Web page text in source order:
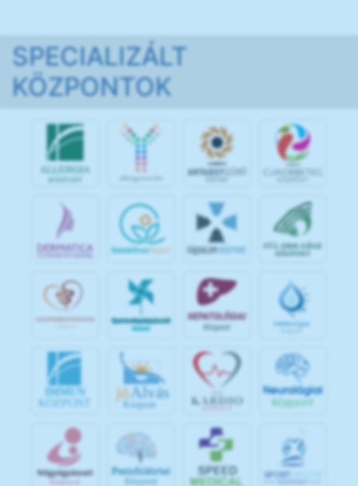
SPECIALIZÁLT
KÖZPONTOK
IMMUN
KÖZPONT
jó Alvás
Központ
SPOR